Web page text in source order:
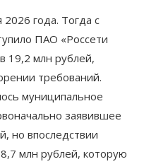
2026 года. Тогда с
ПАО «Россети
19,2 млн рублей,
требований.
муниципальное
заявившее
но впоследствии
млн рублей, которую